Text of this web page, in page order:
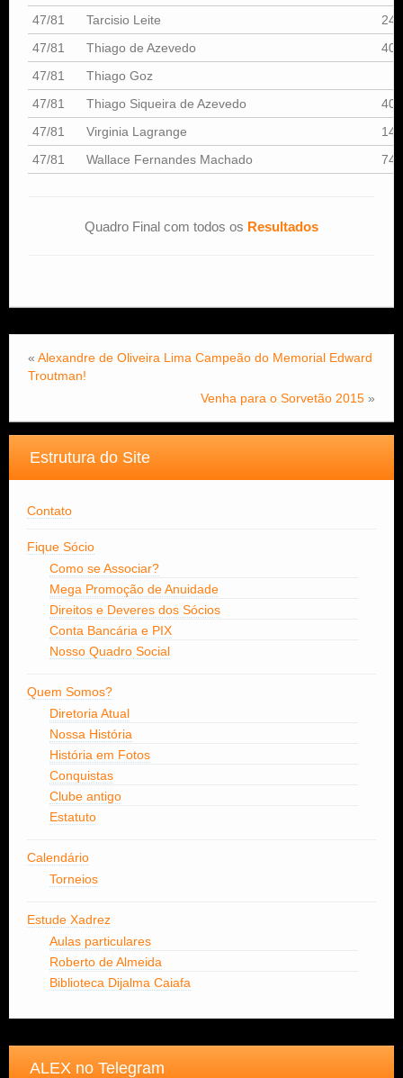
47/81
Tarcisio Leite
47/81
Thiago de Azevedo
47/81
Thiago Goz
47/81
Thiago Siqueira de Azevedo
47/81
Virginia Lagrange
47/81
Wallace Fernandes Machado 743
Quadro Final com todos os Resultados
« Alexandre de Oliveira Lima Campeão do Memorial Edward
Troutman!
Venha para o Sorvetão 2015 »
Estrutura do Site
Contato
Fique Sócio
Como se Associar?
Mega Promoção de Anuidade
Direitos e Deveres dos Sócios
Conta Bancária e PIX
Nosso Quadro Social
Quem Somos?
Diretoria Atual
Nossa História
História em Fotos
Conquistas
Clube antigo
Estatuto
Calendário
Torneios
Estude Xadrez
Aulas particulares
Roberto de Almeida
Biblioteca Dijalma Caiafa
ALEX no Telegram